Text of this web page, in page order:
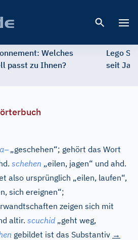
Welches
passt zu Ihnen?
Lego
seit
a–„geschehen“; gehört das Wort
schehen „eilen, jagen“ und ahd.
also ursprünglich „eilen, laufen“,
sich ereignen“;
zeigen sich mit
altir. scuchid„geht weg,
gebildet ist das Substantiv →